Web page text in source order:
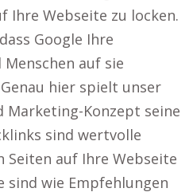
Ihre Webseite zu locken.
Google Ihre
auf sie
hier spielt unser
Marketing-Konzept seine
sind wertvolle
Seiten auf Ihre Webseite
sind wie Empfehlungen